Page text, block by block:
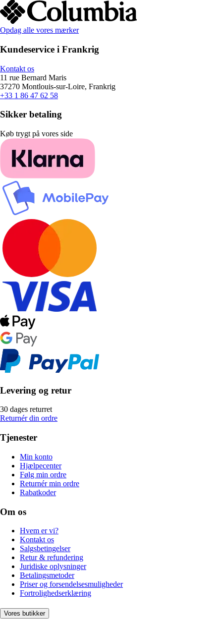
Opdag alle vores mærker
Kundeservice i Frankrig
Kontakt os
11 rue Bernard Maris
37270 Montlouis-sur-Loire, Frankrig
+33 1 86 47 62 58
Sikker betaling
Køb trygt på vores side
Levering og retur
30 dages returret
Returnér din ordre
Tjenester
Min konto
Hjælpecenter
Følg min ordre
Returnér min ordre
Rabatkoder
Om os
Hvem er vi?
Kontakt os
Salgsbetingelser
Retur & refundering
Juridiske oplysninger
Betalingsmetoder
Priser og forsendelsesmuligheder
Fortrolighedserklæring
Vores butikker